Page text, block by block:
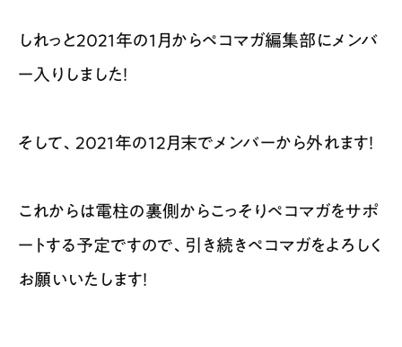
しれっと2021年の1月からペコマガ編集部にメンバ
ー入りしました！
そして、2021年の12月末でメンバーから外れます！
これからは電柱の裏側からこっそりペコマガをサポ
ートする予定ですので、引き続きペコマガをよろしく
お願いいたします！